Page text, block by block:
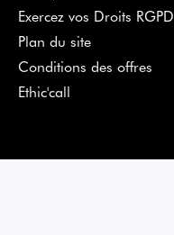
Exercez vos Droits RGPD
Plan du site
Conditions des offres
Ethic'call